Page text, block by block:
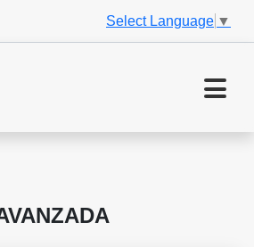
Select Language ▼